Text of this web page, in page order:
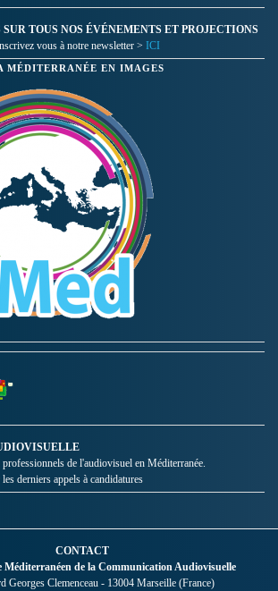
TOUS NOS ÉVÉNEMENTS ET PROJECTIONS
vous à notre newsletter > ICI
MÉDITERRANÉE EN IMAGES
de l'audiovisuel en Méditerranée.
derniers appels à candidatures
CONTACT
de la Communication Audiovisuelle
Georges Clemenceau - 13004 Marseille (France)